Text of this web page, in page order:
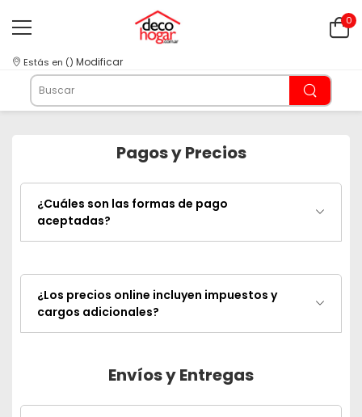
0
Estás en () Modificar
Pagos y Precios
¿Cuáles son las formas de pago
aceptadas?
¿Los precios online incluyen impuestos y
cargos adicionales?
Envíos y Entregas